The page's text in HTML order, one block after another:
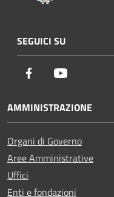
SEGUICI SU
Facebook
AMMINISTRAZIONE
Organi di Governo
Aree Amministrative
Uffici
Enti e fondazioni